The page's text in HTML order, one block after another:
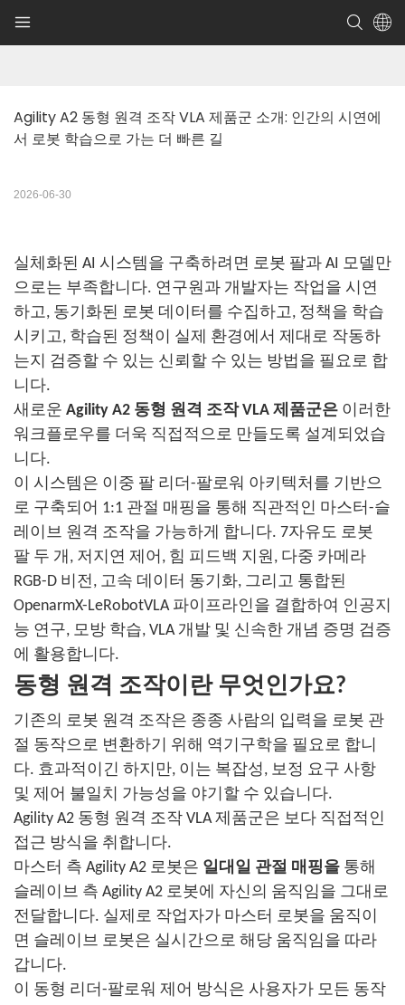
Agility A2 동형 원격 조작 VLA 제품군 소개: 인간의 시연에
서 로봇 학습으로 가는 더 빠른 길
2026-06-30
실체화된 AI 시스템을 구축하려면 로봇 팔과 AI 모델만
으로는 부족합니다. 연구원과 개발자는 작업을 시연
하고, 동기화된 로봇 데이터를 수집하고, 정책을 학습
시키고, 학습된 정책이 실제 환경에서 제대로 작동하
는지 검증할 수 있는 신뢰할 수 있는 방법을 필요로 합
니다.
새로운 Agility A2 동형 원격 조작 VLA 제품군은 이러한
워크플로우를 더욱 직접적으로 만들도록 설계되었습
니다.
이 시스템은 이중 팔 리더-팔로워 아키텍처를 기반으
로 구축되어 1:1 관절 매핑을 통해 직관적인 마스터-슬
레이브 원격 조작을 가능하게 합니다. 7자유도 로봇
팔 두 개, 저지연 제어, 힘 피드백 지원, 다중 카메라
RGB-D 비전, 고속 데이터 동기화, 그리고 통합된
OpenarmX-LeRobotVLA 파이프라인을 결합하여 인공지
능 연구, 모방 학습, VLA 개발 및 신속한 개념 증명 검증
에 활용합니다.
동형 원격 조작이란 무엇인가요?
기존의 로봇 원격 조작은 종종 사람의 입력을 로봇 관
절 동작으로 변환하기 위해 역기구학을 필요로 합니
다. 효과적이긴 하지만, 이는 복잡성, 보정 요구 사항
및 제어 불일치 가능성을 야기할 수 있습니다.
Agility A2 동형 원격 조작 VLA 제품군은 보다 직접적인
접근 방식을 취합니다.
마스터 측 Agility A2 로봇은 일대일 관절 매핑을 통해
슬레이브 측 Agility A2 로봇에 자신의 움직임을 그대로
전달합니다. 실제로 작업자가 마스터 로봇을 움직이
면 슬레이브 로봇은 실시간으로 해당 움직임을 따라
갑니다.
이 동형 리더-팔로워 제어 방식은 사용자가 모든 동작